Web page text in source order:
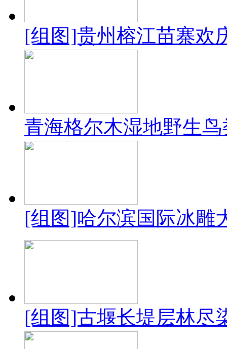
[组图]贵州榕江苗寨欢
青海格尔木湿地野生
[组图]哈尔滨国际冰雕
[组图]古堰长堤层林尽